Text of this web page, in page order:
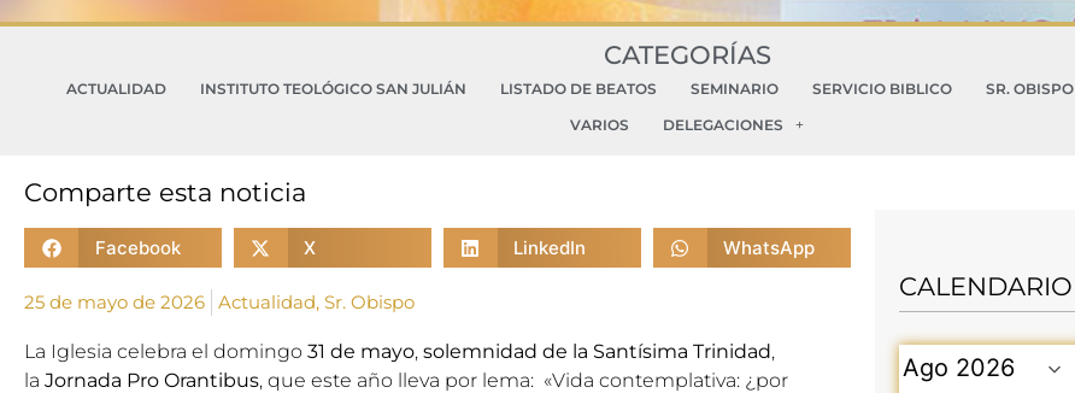
CATEGORÍAS
ACTUALIDAD INSTITUTO TEOLÓGICO SAN JULIÁN LISTADO DE BEATOS SEMINARIO SERVICIO BIBLICO SR. OBISPO
VARIOS
DELEGACIONES
Comparte esta noticia
Facebook X LinkedIn WhatsApp
25 de mayo de 2026 Actualidad, Sr. Obispo
La Iglesia celebra el domingo 31 de mayo, solemnidad de la Santísima Trinidad,
la Jornada Pro Orantibus, que este año lleva por lema: «Vida contemplativa: ¿por
CALENDARIO